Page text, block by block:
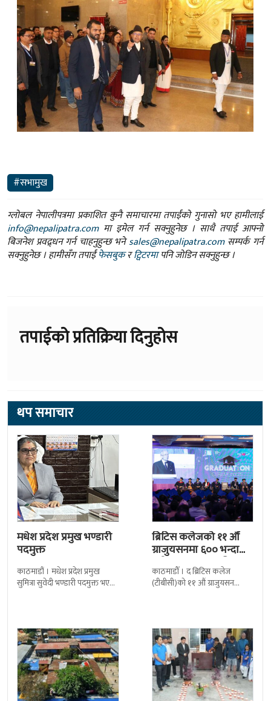
#सभामुख
ग्लोबल नेपालीपत्रमा प्रकाशित कुनै समाचारमा तपाईंको गुनासो भए हामीलाई
info@nepalipatra.comमा इमेल गर्न सक्नुहुनेछ । साथै तपाई आफ्नो
बिजनेश प्रवद्र्धन गर्न चाहनुहुन्छ भनेsales@nepalipatra.comसम्पर्क गर्न
सक्नुहुनेछ । हामीसँग तपाईंफेसबुकरट्विटरमापनि जोडिन सक्नुहुन्छ ।
तपाईको प्रतिक्रिया दिनुहोस
थप समाचार
मधेश प्रदेश प्रमुख भण्डारी
पदमुक्त
काठमाडौं । मधेश प्रदेश प्रमुख
सुमित्रा सुवेदी भण्डारी पदमुक्त भएकी
ब्रिटिस कलेजको ११ औँ
ग्राजुयसनमा ६०० भन्दा
बढी ग्राजुयट सम्मानित
काठमाडौँ । द ब्रिटिस कलेज
(टीबीसी)को ११ औं ग्राजुयसन